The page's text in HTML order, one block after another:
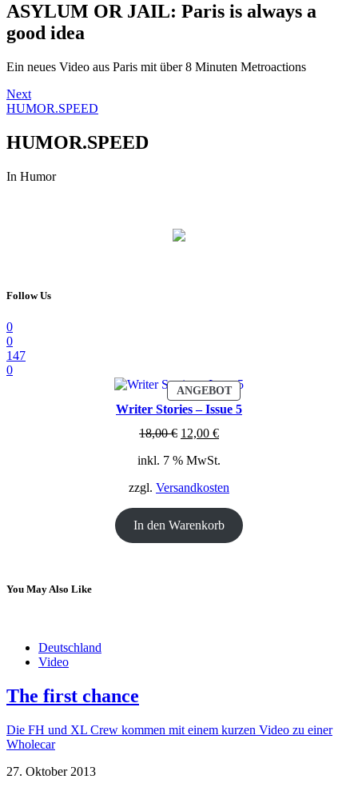
ASYLUM OR JAIL: Paris is always a
good idea
Ein neues Video aus Paris mit über 8 Minuten Metroactions
Next
HUMOR.SPEED
HUMOR.SPEED
In Humor
Follow Us
0
0
147
0
ANGEBOTPRODUKT
IM
ANGEBOT
Writer Stories – Issue 5
18,00€ Ursprünglicher
war:
12,00 €Aktueller
ist:
inkl. 7 % MwSt.
zzgl. Versandkosten
In den Warenkorb
You May Also Like
Deutschland
Video
The first chance
Die FH und XL Crew kommen mit einem kurzen Video zu einer
Wholecar
27. Oktober 2013